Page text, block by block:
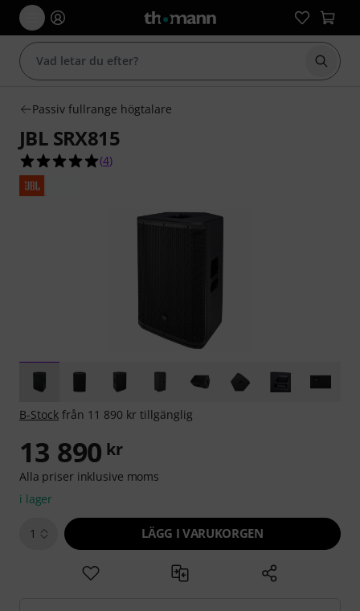
Börja
Passiv fullrange högtalare
JBL SRX815
5.0 av 5 stjärnor från 4 kundbetyg
(4)
B-Stock från 11 890 kr tillgänglig
13 890 kr
Alla priser inklusive moms
i lager
1 LÄGG I VARUKORGEN